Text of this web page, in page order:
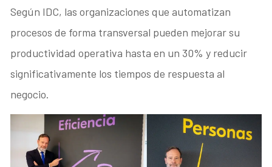
Según IDC, las organizaciones que automatizan
procesos de forma transversal pueden mejorar su
productividad operativa hasta en un 30% y reducir
significativamente los tiempos de respuesta al
negocio.